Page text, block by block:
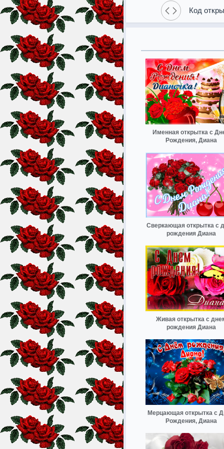
Код
Именная открытка с
Рождения, Диана
Сверкающая открытка с
рождения Диана
Живая открытка с
рождения Диана
Мерцающая открытка с
Рождения, Диана